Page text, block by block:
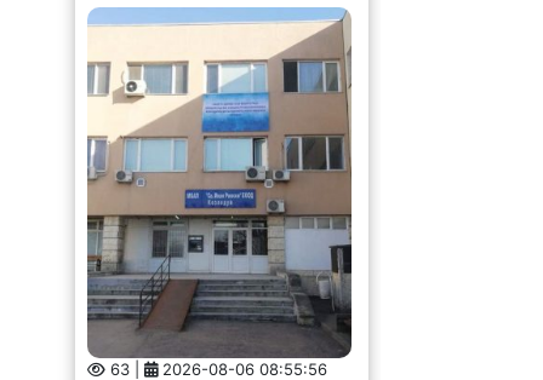
63 | 2026-08-06 08:55:56